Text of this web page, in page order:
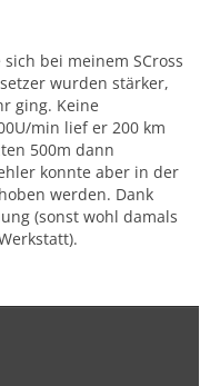
bei meinem SCross
wurden stärker,
ging. Keine
min lief er 200 km
500m dann
konnte aber in der
werden. Dank
(sonst wohl damals